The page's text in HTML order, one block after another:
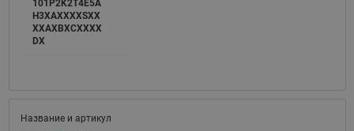
101P2K2T4E5A
H3XAXXXXSXX
XXAXBXCXXXX
DX